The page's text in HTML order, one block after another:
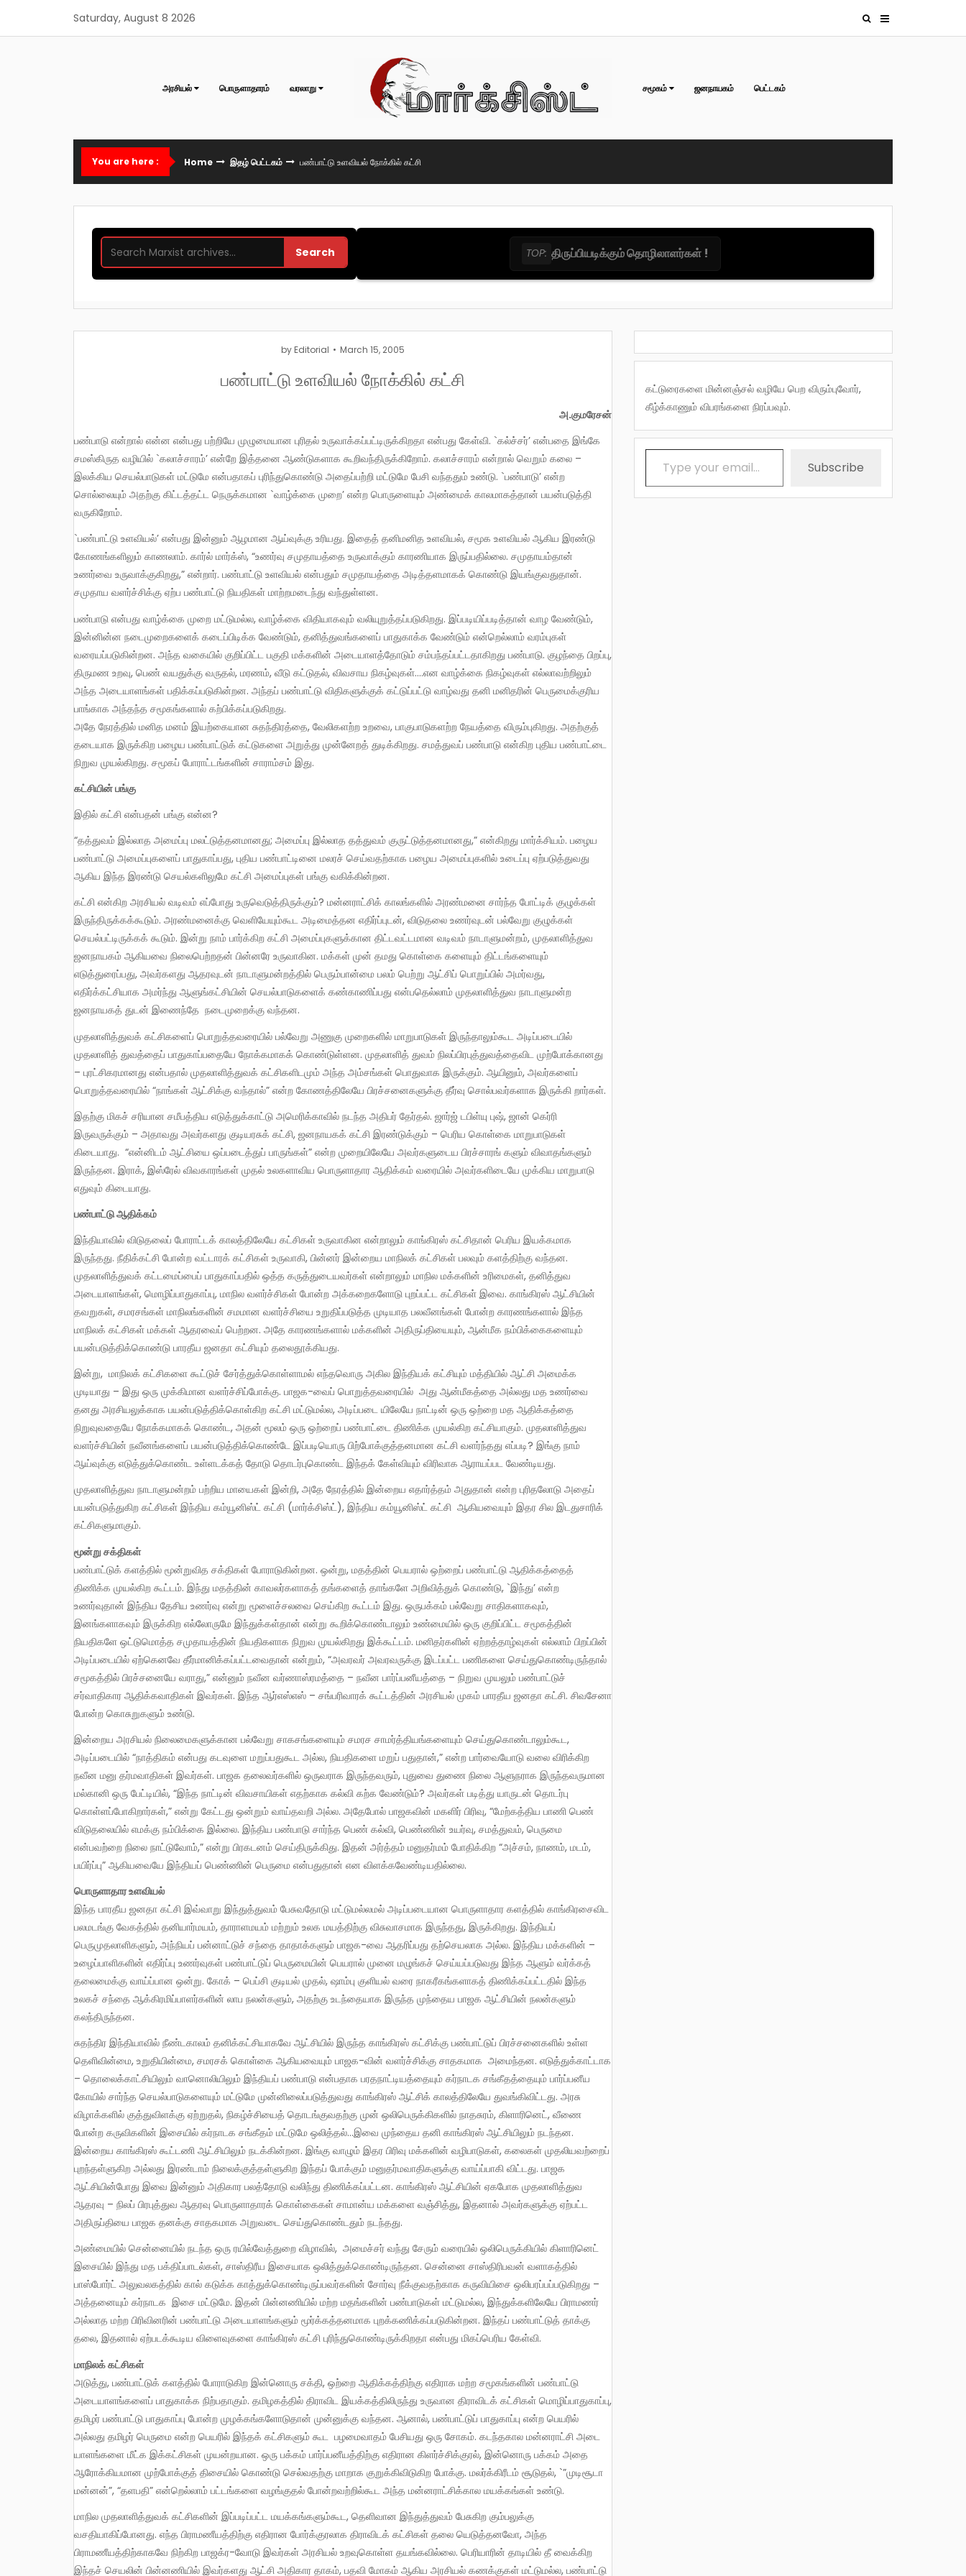
content
Saturday, August 8 2026
அரசியல் பொருளாதாரம் வரலாறு சமூகம் ஜனநாயகம் பெட்டகம்
You are here : Home இதழ் பெட்டகம் பண்பாட்டு உளவியல் நோக்கில் கட்சி
Search TOP: திருப்பியடிக்கும் தொழிலாளர்கள் !
by Editorial March 15, 2005
பண்பாட்டு உளவியல் நோக்கில் கட்சி
அ.குமரேசன்
பண்பாடு என்றால் என்ன என்பது பற்றியே முழுமையான புரிதல் உருவாக்கப்பட்டிருக்கிறதா என்பது கேள்வி. `கல்ச்சர்’ என்பதை இங்கே
சமஸ்கிருத வழியில் `கலாச்சாரம்’ என்றே இத்தனை ஆண்டுகளாக கூறிவந்திருக்கிறோம். கலாச்சாரம் என்றால் வெறும் கலை –
இலக்கிய செயல்பாடுகள் மட்டுமே என்பதாகப் புரிந்துகொண்டு அதைப்பற்றி மட்டுமே பேசி வந்ததும் உண்டு. `பண்பாடு’ என்ற
சொல்லையும் அதற்கு கிட்டத்தட்ட நெருக்கமான `வாழ்க்கை முறை’ என்ற பொருளையும் அண்மைக் காலமாகத்தான் பயன்படுத்தி
வருகிறோம்.
`பண்பாட்டு உளவியல்’ என்பது இன்னும் ஆழமான ஆய்வுக்கு உரியது. இதைத் தனிமனித உளவியல், சமூக உளவியல் ஆகிய இரண்டு
கோணங்களிலும் காணலாம். கார்ல் மார்க்ஸ், “உணர்வு சமுதாயத்தை உருவாக்கும் காரணியாக இருப்பதில்லை. சமுதாயம்தான்
உணர்வை உருவாக்குகிறது,” என்றார். பண்பாட்டு உளவியல் என்பதும் சமுதாயத்தை அடித்தளமாகக் கொண்டு இயங்குவதுதான்.
சமுதாய வளர்ச்சிக்கு ஏற்ப பண்பாட்டு நியதிகள் மாற்றமடைந்து வந்துள்ளன.
பண்பாடு என்பது வாழ்க்கை முறை மட்டுமல்ல, வாழ்க்கை விதியாகவும் வலியுறுத்தப்படுகிறது. இப்படியிப்படித்தான் வாழ வேண்டும்,
இன்னின்ன நடைமுறைகளைக் கடைப்பிடிக்க வேண்டும், தனித்துவங்களைப் பாதுகாக்க வேண்டும் என்றெல்லாம் வரம்புகள்
வரையப்படுகின்றன. அந்த வகையில் குறிப்பிட்ட பகுதி மக்களின் அடையாளத்தோடும் சம்பந்தப்பட்டதாகிறது பண்பாடு. குழந்தை பிறப்பு,
திருமண உறவு, பெண் வயதுக்கு வருதல், மரணம், வீடு கட்டுதல், விவசாய நிகழ்வுகள்….என வாழ்க்கை நிகழ்வுகள் எல்லாவற்றிலும்
அந்த அடையாளங்கள் பதிக்கப்படுகின்றன. அந்தப் பண்பாட்டு விதிகளுக்குக் கட்டுப்பட்டு வாழ்வது தனி மனிதரின் பெருமைக்குரிய
பாங்காக அந்தந்த சமூகங்களால் கற்பிக்கப்படுகிறது.
அதே நேரத்தில் மனித மனம் இயற்கையான சுதந்திரத்தை, வேலிகளற்ற உறவை, பாகுபாடுகளற்ற நேயத்தை விரும்புகிறது. அதற்குத்
தடையாக இருக்கிற பழைய பண்பாட்டுக் கட்டுகளை அறுத்து முன்னேறத் துடிக்கிறது. சமத்துவப் பண்பாடு என்கிற புதிய பண்பாட்டை
நிறுவ முயல்கிறது. சமூகப் போராட்டங்களின் சாராம்சம் இது.
கட்சியின் பங்கு
இதில் கட்சி என்பதன் பங்கு என்ன?
“தத்துவம் இல்லாத அமைப்பு மலட்டுத்தனமானது; அமைப்பு இல்லாத தத்துவம் குருட்டுத்தனமானது,” என்கிறது மார்க்சியம். பழைய
பண்பாட்டு அமைப்புகளைப் பாதுகாப்பது, புதிய பண்பாட்டினை மலரச் செய்வதற்காக பழைய அமைப்புகளில் உடைப்பு ஏற்படுத்துவது
ஆகிய இந்த இரண்டு செயல்களிலுமே கட்சி அமைப்புகள் பங்கு வகிக்கின்றன.
கட்சி என்கிற அரசியல் வடிவம் எப்போது உருவெடுத்திருக்கும்? மன்னராட்சிக் காலங்களில் அரண்மனை சார்ந்த போட்டிக் குழுக்கள்
இருந்திருக்கக்கூடும். அரண்மனைக்கு வெளியேயும்கூட அடிமைத்தன எதிர்ப்புடன், விடுதலை உணர்வுடன் பல்வேறு குழுக்கள்
செயல்பட்டிருக்கக் கூடும். இன்று நாம் பார்க்கிற கட்சி அமைப்புகளுக்கான திட்டவட்டமான வடிவம் நாடாளுமன்றம், முதலாளித்துவ
ஜனநாயகம் ஆகியவை நிலைபெற்றதன் பின்னரே உருவாகின. மக்கள் முன் தமது கொள்கை களையும் திட்டங்களையும்
எடுத்துரைப்பது, அவர்களது ஆதரவுடன் நாடாளுமன்றத்தில் பெரும்பான்மை பலம் பெற்று ஆட்சிப் பொறுப்பில் அமர்வது,
எதிர்க்கட்சியாக அமர்ந்து ஆளுங்கட்சியின் செயல்பாடுகளைக் கண்காணிப்பது என்பதெல்லாம் முதலாளித்துவ நாடாளுமன்ற
ஜனநாயகத் துடன் இணைந்தே நடைமுறைக்கு வந்தன.
முதலாளித்துவக் கட்சிகளைப் பொறுத்தவரையில் பல்வேறு அணுகு முறைகளில் மாறுபாடுகள் இருந்தாலும்கூட அடிப்படையில்
முதலாளித் துவத்தைப் பாதுகாப்பதையே நோக்கமாகக் கொண்டுள்ளன. முதலாளித் துவம் நிலப்பிரபுத்துவத்தைவிட முற்போக்கானது
– புரட்சிகரமானது என்பதால் முதலாளித்துவக் கட்சிகளிடமும் அந்த அம்சங்கள் பொதுவாக இருக்கும். ஆயினும், அவர்களைப்
பொறுத்தவரையில் “நாங்கள் ஆட்சிக்கு வந்தால்” என்ற கோணத்திலேயே பிரச்சனைகளுக்கு தீர்வு சொல்பவர்களாக இருக்கி றார்கள்.
இதற்கு மிகச் சரியான சமீபத்திய எடுத்துக்காட்டு அமெரிக்காவில் நடந்த அதிபர் தேர்தல். ஜார்ஜ் டபிள்யு புஷ், ஜான் கெர்ரி
இருவருக்கும் – அதாவது அவர்களது குடியரசுக் கட்சி, ஜனநாயகக் கட்சி இரண்டுக்கும் – பெரிய கொள்கை மாறுபாடுகள்
கிடையாது. “என்னிடம் ஆட்சியை ஒப்படைத்துப் பாருங்கள்” என்ற முறையிலேயே அவர்களுடைய பிரச்சாரங் களும் விவாதங்களும்
இருந்தன. இராக், இஸ்ரேல் விவகாரங்கள் முதல் உலகளாவிய பொருளாதார ஆதிக்கம் வரையில் அவர்களிடையே முக்கிய மாறுபாடு
எதுவும் கிடையாது.
பண்பாட்டு ஆதிக்கம்
இந்தியாவில் விடுதலைப் போராட்டக் காலத்திலேயே கட்சிகள் உருவாகின என்றாலும் காங்கிரஸ் கட்சிதான் பெரிய இயக்கமாக
இருந்தது. நீதிக்கட்சி போன்ற வட்டாரக் கட்சிகள் உருவாகி, பின்னர் இன்றைய மாநிலக் கட்சிகள் பலவும் களத்திற்கு வந்தன.
முதலாளித்துவக் கட்டமைப்பைப் பாதுகாப்பதில் ஒத்த கருத்துடையவர்கள் என்றாலும் மாநில மக்களின் உரிமைகள், தனித்துவ
அடையாளங்கள், மொழிப்பாதுகாப்பு, மாநில வளர்ச்சிகள் போன்ற அக்கறைகளோடு புறப்பட்ட கட்சிகள் இவை. காங்கிரஸ் ஆட்சியின்
தவறுகள், சமரசங்கள் மாநிலங்களின் சமமான வளர்ச்சியை உறுதிப்படுத்த முடியாத பலவீனங்கள் போன்ற காரணங்களால் இந்த
மாநிலக் கட்சிகள் மக்கள் ஆதரவைப் பெற்றன. அதே காரணங்களால் மக்களின் அதிருப்தியையும், ஆன்மீக நம்பிக்கைகளையும்
பயன்படுத்திக்கொண்டு பாரதீய ஜனதா கட்சியும் தலைதூக்கியது.
இன்று, மாநிலக் கட்சிகளை கூட்டுச் சேர்த்துக்கொள்ளாமல் எந்தவொரு அகில இந்தியக் கட்சியும் மத்தியில் ஆட்சி அமைக்க
முடியாது – இது ஒரு முக்கிமான வளர்ச்சிப்போக்கு. பாஜக-வைப் பொறுத்தவரையில் அது ஆன்மீகத்தை அல்லது மத உணர்வை
தனது அரசியலுக்காக பயன்படுத்திக்கொள்கிற கட்சி மட்டுமல்ல, அடிப்படை யிலேயே நாட்டின் ஒரு ஒற்றை மத ஆதிக்கத்தை
நிறுவுவதையே நோக்கமாகக் கொண்ட, அதன் மூலம் ஒரு ஒற்றைப் பண்பாட்டை திணிக்க முயல்கிற கட்சியாகும். முதலாளித்துவ
வளர்ச்சியின் நவீனங்களைப் பயன்படுத்திக்கொண்டே இப்படியொரு பிற்போக்குத்தனமான கட்சி வளர்ந்தது எப்படி? இங்கு நாம்
ஆய்வுக்கு எடுத்துக்கொண்ட உள்ளடக்கத் தோடு தொடர்புகொண்ட இந்தக் கேள்வியும் விரிவாக ஆராயப்பட வேண்டியது.
முதலாளித்துவ நாடாளுமன்றம் பற்றிய மாயைகள் இன்றி, அதே நேரத்தில் இன்றைய எதார்த்தம் அதுதான் என்ற புரிதலோடு அதைப்
பயன்படுத்துகிற கட்சிகள் இந்திய கம்யூனிஸ்ட் கட்சி (மார்க்சிஸ்ட்), இந்திய கம்யூனிஸ்ட் கட்சி ஆகியவையும் இதர சில இடதுசாரிக்
கட்சிகளுமாகும்.
மூன்று சக்திகள்
பண்பாட்டுக் களத்தில் மூன்றுவித சக்திகள் போராடுகின்றன. ஒன்று, மதத்தின் பெயரால் ஒற்றைப் பண்பாட்டு ஆதிக்கத்தைத்
திணிக்க முயல்கிற கூட்டம். இந்து மதத்தின் காவலர்களாகத் தங்களைத் தாங்களே அறிவித்துக் கொண்டு, `இந்து’ என்ற
உணர்வுதான் இந்திய தேசிய உணர்வு என்று மூளைச்சலவை செய்கிற கூட்டம் இது. ஒருபக்கம் பல்வேறு சாதிகளாகவும்,
இனங்களாகவும் இருக்கிற எல்லோருமே இந்துக்கள்தான் என்று கூறிக்கொண்டாலும் உண்மையில் ஒரு குறிப்பிட்ட சமூகத்தின்
நியதிகளே ஒட்டுமொத்த சமுதாயத்தின் நியதிகளாக நிறுவ முயல்கிறது இக்கூட்டம். மனிதர்களின் ஏற்றத்தாழ்வுகள் எல்லாம் பிறப்பின்
அடிப்படையில் ஏற்கெனவே தீர்மானிக்கப்பட்டவைதான் என்றும், “அவரவர் அவரவருக்கு இடப்பட்ட பணிகளை செய்துகொண்டிருந்தால்
சமூகத்தில் பிரச்சனையே வராது,” என்னும் நவீன வர்ணாஸ்ரமத்தை – நவீன பார்ப்பனீயத்தை – நிறுவ முயலும் பண்பாட்டுச்
சர்வாதிகார ஆதிக்கவாதிகள் இவர்கள். இந்த ஆர்எஸ்எஸ் – சங்பரிவாரக் கூட்டத்தின் அரசியல் முகம் பாரதீய ஜனதா கட்சி. சிவசேனா
போன்ற கொசுறுகளும் உண்டு.
இன்றைய அரசியல் நிலைமைகளுக்கான பல்வேறு சாகசங்களையும் சமரச சாமர்த்தியங்களையும் செய்துகொண்டாலும்கூட,
அடிப்படையில் “நாத்திகம் என்பது கடவுளை மறுப்பதுகூட அல்ல, நியதிகளை மறுப் பதுதான்,” என்ற பார்வையோடு வலை விரிக்கிற
நவீன மனு தர்மவாதிகள் இவர்கள். பாஜக தலைவர்களில் ஒருவராக இருந்தவரும், புதுவை துணை நிலை ஆளுநராக இருந்தவருமான
மல்கானி ஒரு பேட்டியில், “இந்த நாட்டின் விவசாயிகள் எதற்காக கல்வி கற்க வேண்டும்? அவர்கள் படித்து யாருடன் தொடர்பு
கொள்ளப்போகிறார்கள்,” என்று கேட்டது ஒன்றும் வாய்தவறி அல்ல. அதேபோல் பாஜகவின் மகளிர் பிரிவு, “மேற்கத்திய பாணி பெண்
விடுதலையில் எமக்கு நம்பிக்கை இல்லை. இந்திய பண்பாடு சார்ந்த பெண் கல்வி, பெண்ணின் உயர்வு, சமத்துவம், பெருமை
என்பவற்றை நிலை நாட்டுவோம்,” என்று பிரகடனம் செய்திருக்கிது. இதன் அர்த்தம் மனுதர்மம் போதிக்கிற “அச்சம், நாணம், மடம்,
பயிர்ப்பு” ஆகியவையே இந்தியப் பெண்ணின் பெருமை என்பதுதான் என விளக்கவேண்டியதில்லை.
பொருளாதார உளவியல்
இந்த பாரதீய ஜனதா கட்சி இவ்வாறு இந்துத்துவம் பேசுவதோடு மட்டுமல்லமல் அடிப்படையான பொருளாதார களத்தில் காங்கிரசைவிட
பலமடங்கு வேகத்தில் தனியார்மயம், தாராளமயம் மற்றும் உலக மயத்திற்கு விசுவாசமாக இருந்தது, இருக்கிறது. இந்தியப்
பெருமுதலாளிகளும், அந்நியப் பன்னாட்டுச் சந்தை தாதாக்களும் பாஜக-வை ஆதரிப்பது தற்செயலாக அல்ல. இந்திய மக்களின் –
உழைப்பாளிகளின் எதிர்ப்பு உணர்வுகள் பண்பாட்டுப் பெருமையின் பெயரால் முனை மழுங்கச் செய்யப்படுவது இந்த ஆளும் வர்க்கத்
தலைமைக்கு வாய்ப்பான ஒன்று. கோக் – பெப்சி குடியல் முதல், ஷாம்பு குளியல் வரை நாகரீகங்களாகத் திணிக்கப்பட்டதில் இந்த
உலகச் சந்தை ஆக்கிரமிப்பாளர்களின் லாப நலன்களும், அதற்கு உடந்தையாக இருந்த முந்தைய பாஜக ஆட்சியின் நலன்களும்
கலந்திருந்தன.
சுதந்திர இந்தியாவில் நீண்டகாலம் தனிக்கட்சியாகவே ஆட்சியில் இருந்த காங்கிரஸ் கட்சிக்கு பண்பாட்டுப் பிரச்சனைகளில் உள்ள
தெளிவின்மை, உறுதியின்மை, சமரசக் கொள்கை ஆகியவையும் பாஜக-வின் வளர்ச்சிக்கு சாதகமாக அமைந்தன. எடுத்துக்காட்டாக
– தொலைக்காட்சியிலும் வானொலியிலும் இந்தியப் பண்பாடு என்பதாக பரதநாட்டியத்தையும் கர்நாடக சங்கீதத்தையும் பார்ப்பனீய
கோயில் சார்ந்த செயல்பாடுகளையும் மட்டுமே முன்னிலைப்படுத்துவது காங்கிரஸ் ஆட்சிக் காலத்திலேயே துவங்கிவிட்டது. அரசு
விழாக்களில் குத்துவிளக்கு ஏற்றுதல், நிகழ்ச்சியைத் தொடங்குவதற்கு முன் ஒலிபெருக்கிகளில் நாதசுரம், கிளாரினெட், வீணை
போன்ற கருவிகளின் இசையில் கர்நாடக சங்கீதம் மட்டுமே ஒலித்தல்…இவை முந்தைய தனி காங்கிரஸ் ஆட்சியிலும் நடந்தன.
இன்றைய காங்கிரஸ் கூட்டணி ஆட்சியிலும் நடக்கின்றன. இங்கு வாழும் இதர பிரிவு மக்களின் வழிபாடுகள், கலைகள் முதலியவற்றைப்
புறந்தள்ளுகிற அல்லது இரண்டாம் நிலைக்குத்தள்ளுகிற இந்தப் போக்கும் மனுதர்மவாதிகளுக்கு வாய்ப்பாகி விட்டது. பாஜக
ஆட்சியின்போது இவை இன்னும் அதிகார பலத்தோடு வலிந்து திணிக்கப்பட்டன. காங்கிரஸ் ஆட்சியின் ஏகபோக முதலாளித்துவ
ஆதரவு – நிலப் பிரபுத்துவ ஆதரவு பொருளாதாரக் கொள்கைகள் சாமான்ய மக்களை வஞ்சித்து, இதனால் அவர்களுக்கு ஏற்பட்ட
அதிருப்தியை பாஜக தனக்கு சாதகமாக அறுவடை செய்துகொண்டதும் நடந்தது.
அண்மையில் சென்னையில் நடந்த ஒரு ரயில்வேத்துறை விழாவில், அமைச்சர் வந்து சேரும் வரையில் ஒலிபெருக்கியில் கிளாரினெட்
இசையில் இந்து மத பக்திப்பாடல்கள், சாஸ்திரீய இசையாக ஒலித்துக்கொண்டிருந்தன. சென்னை சாஸ்திரிபவன் வளாகத்தில்
பாஸ்போர்ட் அலுவலகத்தில் கால் கடுக்க காத்துக்கொண்டிருப்பவர்களின் சோர்வு நீக்குவதற்காக கருவியிசை ஒலிபரப்பப்படுகிறது –
அத்தனையும் கர்நாடக இசை மட்டுமே. இதன் பின்னணியில் மற்ற மதங்களின் பண்பாடுகள் மட்டுமல்ல, இந்துக்களிலேயே பிராமணர்
அல்லாத மற்ற பிரிவினரின் பண்பாட்டு அடையாளங்களும் மூர்க்கத்தனமாக புறக்கணிக்கப்படுகின்றன. இந்தப் பண்பாட்டுத் தாக்கு
தலை, இதனால் ஏற்படக்கூடிய விளைவுகளை காங்கிரஸ் கட்சி புரிந்துகொண்டிருக்கிறதா என்பது மிகப்பெரிய கேள்வி.
மாநிலக் கட்சிகள்
அடுத்து, பண்பாட்டுக் களத்தில் போராடுகிற இன்னொரு சக்தி, ஒற்றை ஆதிக்கத்திற்கு எதிராக மற்ற சமூகங்களின் பண்பாட்டு
அடையாளங்களைப் பாதுகாக்க நிற்பதாகும். தமிழகத்தில் திராவிட இயக்கத்திலிருந்து உருவான திராவிடக் கட்சிகள் மொழிப்பாதுகாப்பு,
தமிழர் பண்பாட்டு பாதுகாப்பு போன்ற முழக்கங்களோடுதான் முன்னுக்கு வந்தன. ஆனால், பண்பாட்டுப் பாதுகாப்பு என்ற பெயரில்
அல்லது தமிழர் பெருமை என்ற பெயரில் இந்தக் கட்சிகளும் கூட பழமைவாதம் பேசியது ஒரு சோகம். கடந்தகால மன்னராட்சி அடை
யாளங்களை மீட்க இக்கட்சிகள் முயன்றயான. ஒரு பக்கம் பார்ப்பனீயத்திற்கு எதிரான கிளர்ச்சிக்குரல், இன்னொரு பக்கம் அதை
ஆரோக்கியமான முற்போக்குத் திசையில் கொண்டு செல்வதற்கு மாறாக குறுக்கிவிடுகிற போக்கு. மலர்க்கிரீடம் சூடுதல், `”முடிசூடா
மன்னன்”, “தளபதி” என்றெல்லாம் பட்டங்களை வழங்குதல் போன்றவற்றில்கூட அந்த மன்னராட்சிக்கால மயக்கங்கள் உண்டு.
மாநில முதலாளித்துவக் கட்சிகளின் இப்படிப்பட்ட மயக்கங்களும்கூட, தெளிவான இந்துத்துவம் பேசுகிற கும்பலுக்கு
வசதியாகிப்போனது. எந்த பிராமணீயத்திற்கு எதிரான போர்க்குரலாக திராவிடக் கட்சிகள் தலை யெடுத்தனவோ, அந்த
பிராமணீயத்திற்காகவே நிற்கிற பாஜக்ர-வோடு இவர்கள் அரசியல் உறவுகொள்ள தயங்கவில்லை. பெரியாரின் தாடியில் தீ வைக்கிற
இந்தச் செயலின் பின்னணியில் இவர்களது ஆட்சி அதிகார தாகம், பதவி மோகம் ஆகிய அரசியல் கணக்குகள் மட்டுமல்ல, பண்பாட்டு
கட்டுரைகளை மின்னஞ்சல் வழியே பெற விரும்புவோர்,
கீழ்க்காணும் விபரங்களை நிரப்பவும்.
Type your email…
Subscribe